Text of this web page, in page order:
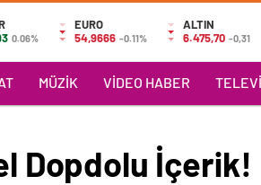
0.06%
EURO
54,9666 -0.11%
ALTIN
6.475,70 -0,31
MÜZIK VIDEO HABER
Dopdolu İçerik!